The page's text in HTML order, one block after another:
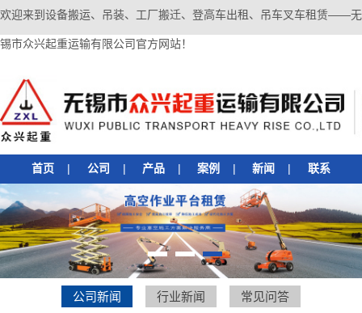
欢迎来到设备搬运、吊装、工厂搬迁、登高车出租、吊车叉车租赁——无
锡市众兴起重运输有限公司官方网站！
首页 | 公司 | 产品 | 案例 | 新闻 | 联系
1 2 3
公司新闻 行业新闻 常见问答